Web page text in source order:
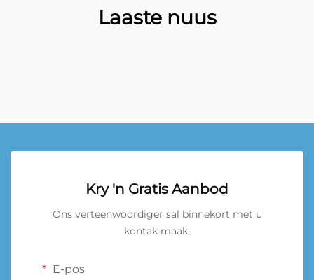
Laaste nuus
Kry 'n Gratis Aanbod
Ons verteenwoordiger sal binnekort met u
kontak maak.
E-pos